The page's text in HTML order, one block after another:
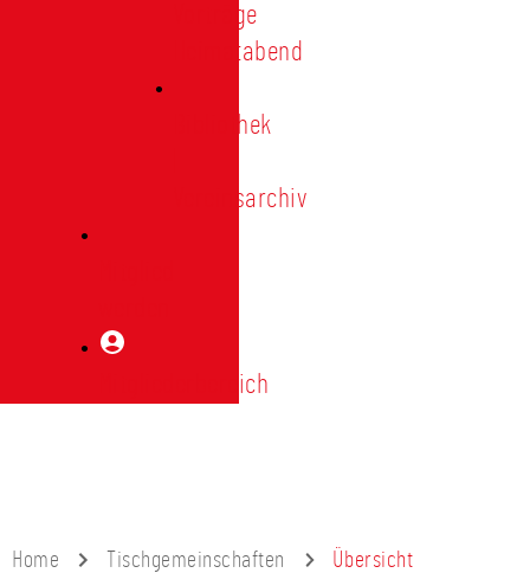
Vorträge
Heimatabend
Bibliothek
Vereinsarchiv
Mitgliederbereich
Home Tischgemeinschaften Übersicht